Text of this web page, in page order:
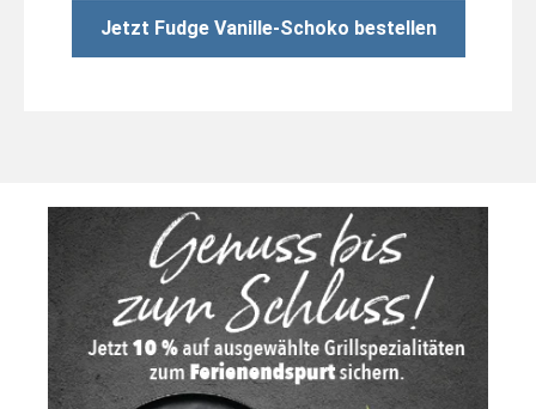
Jetzt Fudge Vanille-Schoko bestellen